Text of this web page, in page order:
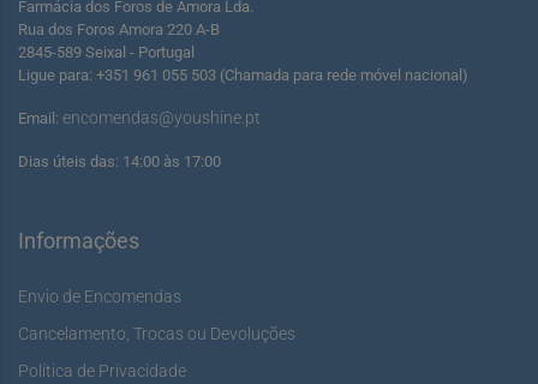
Farmácia dos Foros de Amora Lda.
Rua dos Foros Amora 220 A-B
2845-589 Seixal - Portugal
Ligue para: +351 961 055 503 (Chamada para rede móvel nacional)
Email: encomendas@youshine.pt
Dias úteis das: 14:00 às 17:00
Informações
Envio de Encomendas
Cancelamento, Trocas ou Devoluções
Política de Privacidade